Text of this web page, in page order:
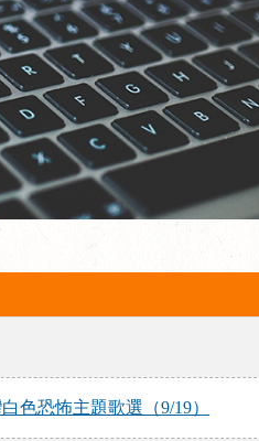
色恐怖主題歌選（9/19）